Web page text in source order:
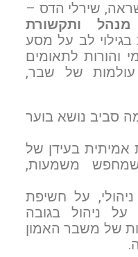
שירלי הדס –
ותקשורת
לב על מסע
והורות לתאומים
עולמות של שבר,
סביב נושא בוער
אמיתית בעידן של
משמעות,
על חשיפת
ניהול בגובה
של משבר האמון